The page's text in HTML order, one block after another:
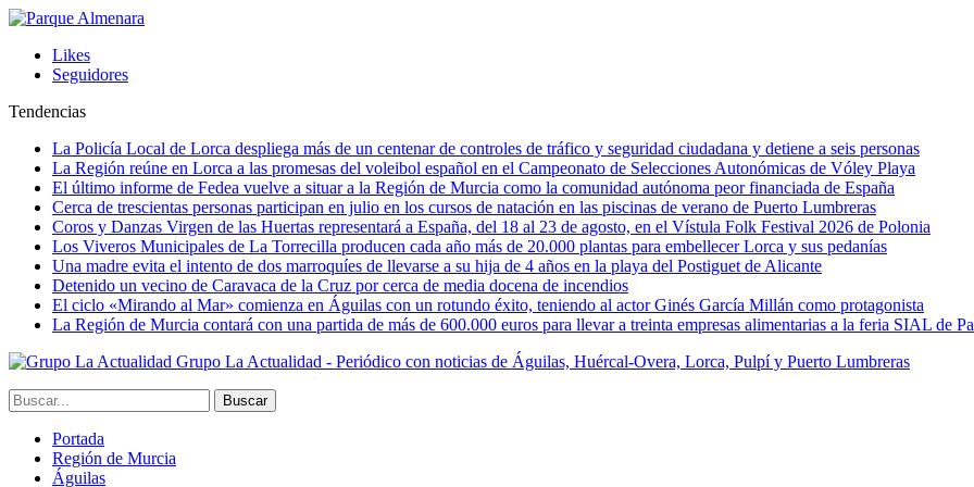
Likes
Seguidores
Tendencias
La Policía Local de Lorca despliega más de un centenar de controles de tráfico y seguridad ciudadana y detiene a seis personas
La Región reúne en Lorca a las promesas del voleibol español en el Campeonato de Selecciones Autonómicas de Vóley Playa
El último informe de Fedea vuelve a situar a la Región de Murcia como la comunidad autónoma peor financiada de España
Cerca de trescientas personas participan en julio en los cursos de natación en las piscinas de verano de Puerto Lumbreras
Coros y Danzas Virgen de las Huertas representará a España, del 18 al 23 de agosto, en el Vístula Folk Festival 2026 de Polonia
Los Viveros Municipales de La Torrecilla producen cada año más de 20.000 plantas para embellecer Lorca y sus pedanías
Una madre evita el intento de dos marroquíes de llevarse a su hija de 4 años en la playa del Postiguet de Alicante
Detenido un vecino de Caravaca de la Cruz por cerca de media docena de incendios
El ciclo «Mirando al Mar» comienza en Águilas con un rotundo éxito, teniendo al actor Ginés García Millán como protagonista
La Región de Murcia contará con una partida de más de 600.000 euros para llevar a treinta empresas alimentarias a la feria SIAL de
Grupo La Actualidad - Periódico con noticias de Águilas, Huércal-Overa, Lorca, Pulpí y Puerto Lumbreras
Portada
Región de Murcia
Águilas